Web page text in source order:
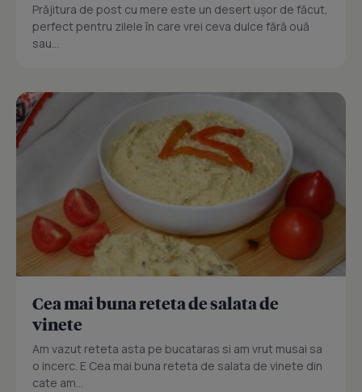
Prăjitura de post cu mere este un desert ușor de făcut,
perfect pentru zilele în care vrei ceva dulce fără ouă
sau...
Cea mai buna reteta de salata de
vinete
Am vazut reteta asta pe bucataras si am vrut musai sa
o incerc. E Cea mai buna reteta de salata de vinete din
cate am...